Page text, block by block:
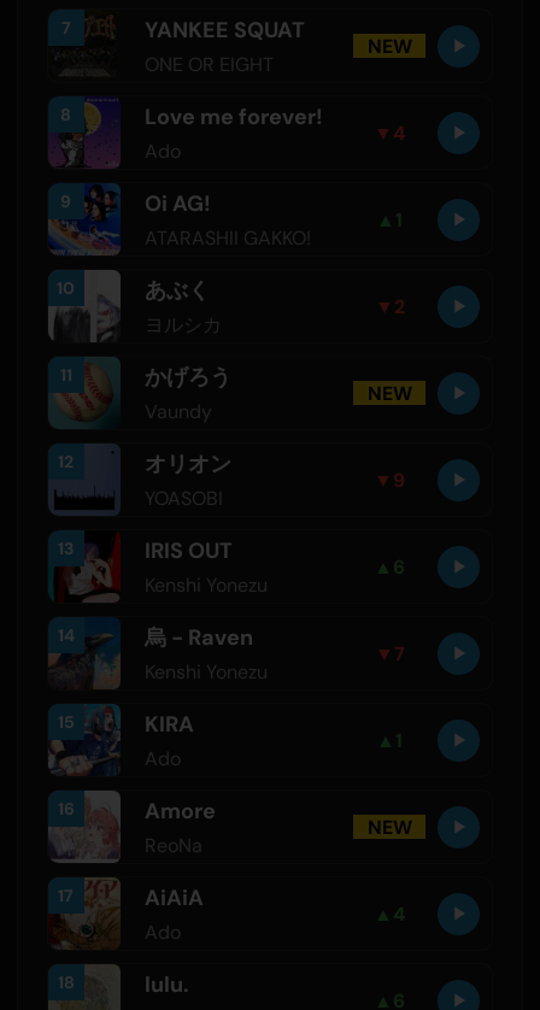
7 YANKEE SQUAT
ONE OR EIGHT
NEW
8 Love me forever!
Ado
▼ 4
9 Oi AG!
ATARASHII GAKKO!
▲ 1
10 あぶく
ヨルシカ
▼ 2
11 かげろう
Vaundy
NEW
12 オリオン
YOASOBI
▼ 9
13 IRIS OUT
Kenshi Yonezu
▲ 6
14 烏 - Raven
Kenshi Yonezu
▼ 7
15 KIRA
Ado
▲ 1
16 Amore
ReoNa
NEW
17 AiAiA
Ado
▲ 4
18 lulu.
▲ 6